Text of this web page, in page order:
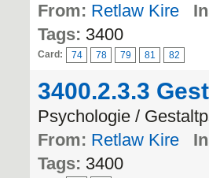
From: Retlaw Kire
Tags: 3400
Card: 74 78 79 81 82
3400.2.3.3
Psychologie /
From: Retlaw Kire
Tags: 3400